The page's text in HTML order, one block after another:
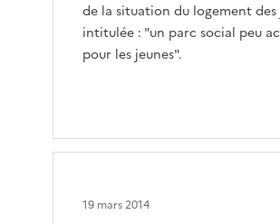
de la situation du logement des
intitulée : "un parc social peu
pour les jeunes".
19 mars 2014